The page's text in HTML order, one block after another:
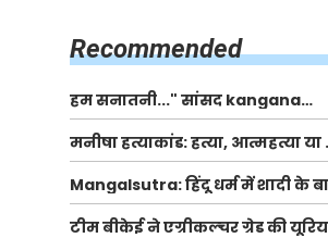
Recommended
हम सनातनी..." सांसद kangana
Ranaut से क्या बोली लड़की? Viral
Jantar-Mantar | CJP protest
मनीषा हत्याकांड: हत्या, आत्महत्या या
| Full Story | Josh Haryana
Mangalsutra: हिंदू धर्म में शादी के
मंगलसूत्र क्यों पहनती है महिलाएं,
शुरु की ये परंपरा
टीम बीकेई ने एग्रीकल्चर ग्रेड की